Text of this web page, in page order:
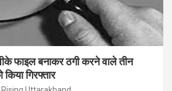
फाइल बनाकर ठगी करने वाले तीन
गिरफ्तार